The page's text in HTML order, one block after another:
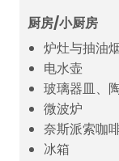
厨房/小厨房
炉灶与抽油
电水壶
玻璃器皿、
微波炉
奈斯派索咖
冰箱